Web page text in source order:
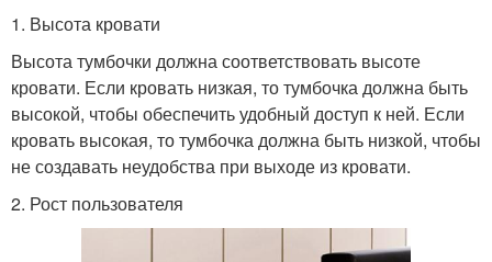
1. Высота кровати
Высота тумбочки должна соответствовать высоте
кровати. Если кровать низкая, то тумбочка должна быть
высокой, чтобы обеспечить удобный доступ к ней. Если
кровать высокая, то тумбочка должна быть низкой, чтобы
не создавать неудобства при выходе из кровати.
2. Рост пользователя